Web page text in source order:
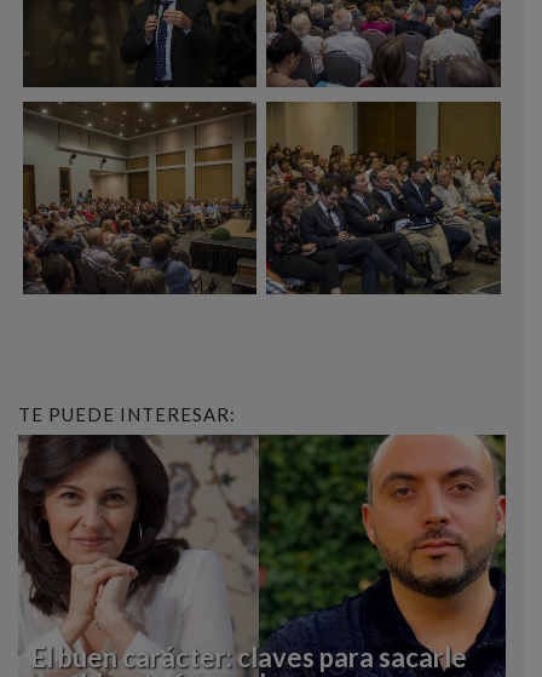
TE PUEDE INTERESAR:
El buen carácter: claves para sacarle